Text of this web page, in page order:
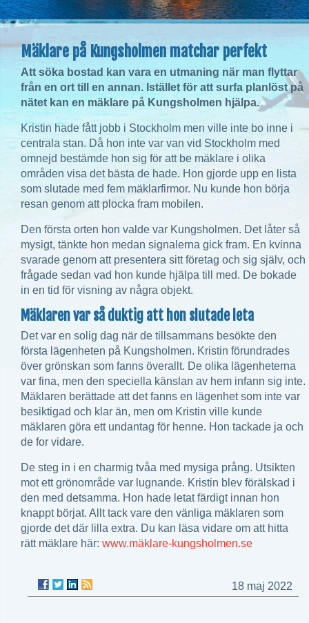
Mäklare på Kungsholmen matchar perfekt
Att söka bostad kan vara en utmaning när man flyttar
från en ort till en annan. Istället för att surfa planlöst på
nätet kan en mäklare på Kungsholmen hjälpa.
Kristin hade fått jobb i Stockholm men ville inte bo inne i
centrala stan. Då hon inte var van vid Stockholm med
omnejd bestämde hon sig för att be mäklare i olika
områden visa det bästa de hade. Hon gjorde upp en lista
som slutade med fem mäklarfirmor. Nu kunde hon börja
resan genom att plocka fram mobilen.
Den första orten hon valde var Kungsholmen. Det låter så
mysigt, tänkte hon medan signalerna gick fram. En kvinna
svarade genom att presentera sitt företag och sig själv, och
frågade sedan vad hon kunde hjälpa till med. De bokade
in en tid för visning av några objekt.
Mäklaren var så duktig att hon slutade leta
Det var en solig dag när de tillsammans besökte den
första lägenheten på Kungsholmen. Kristin förundrades
över grönskan som fanns överallt. De olika lägenheterna
var fina, men den speciella känslan av hem infann sig inte.
Mäklaren berättade att det fanns en lägenhet som inte var
besiktigad och klar än, men om Kristin ville kunde
mäklaren göra ett undantag för henne. Hon tackade ja och
de for vidare.
De steg in i en charmig tvåa med mysiga prång. Utsikten
mot ett grönområde var lugnande. Kristin blev förälskad i
den med detsamma. Hon hade letat färdigt innan hon
knappt börjat. Allt tack vare den vänliga mäklaren som
gjorde det där lilla extra. Du kan läsa vidare om att hitta
rätt mäklare här: www.mäklare-kungsholmen.se
18 maj 2022